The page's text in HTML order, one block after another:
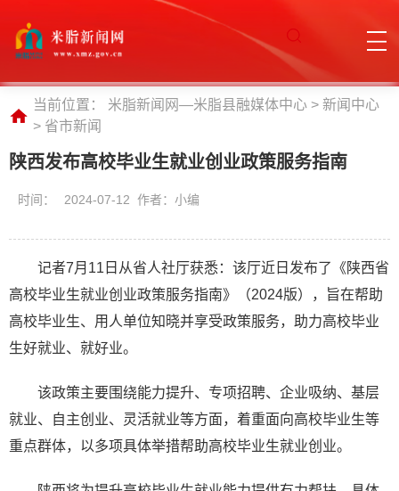
当前位置： 米脂新闻网—米脂县融媒体中心 > 新闻中心
> 省市新闻
陕西发布高校毕业生就业创业政策服务指南
时间： 2024-07-12 作者：小编
记者7月11日从省人社厅获悉：该厅近日发布了《陕西省
高校毕业生就业创业政策服务指南》（2024版），旨在帮助
高校毕业生、用人单位知晓并享受政策服务，助力高校毕业
生好就业、就好业。
该政策主要围绕能力提升、专项招聘、企业吸纳、基层
就业、自主创业、灵活就业等方面，着重面向高校毕业生等
重点群体，以多项具体举措帮助高校毕业生就业创业。